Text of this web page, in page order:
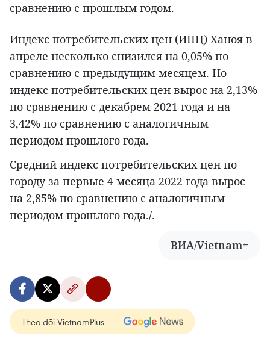
сравнению с прошлым годом.
Индекс потребительских цен (ИПЦ) Ханоя в
апреле несколько снизился на 0,05% по
сравнению с предыдущим месяцем. Но
индекс потребительских цен вырос на 2,13%
по сравнению с декабрем 2021 года и на
3,42% по сравнению с аналогичным
периодом прошлого года.
Средний индекс потребительских цен по
городу за первые 4 месяца 2022 года вырос
на 2,85% по сравнению с аналогичным
периодом прошлого года./.
ВИА/Vietnam+
Theo dõi VietnamPlus